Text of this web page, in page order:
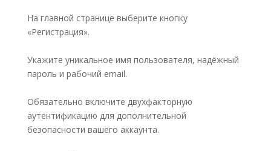
На главной странице выберите кнопку
«Регистрация».
Укажите уникальное имя пользователя, надёжный
пароль и рабочий email.
Обязательно включите двухфакторную
аутентификацию для дополнительной
безопасности вашего аккаунта.